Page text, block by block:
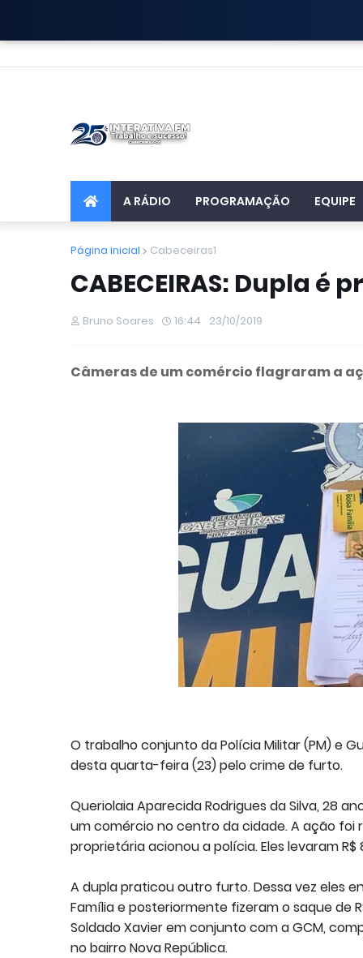
A RÁDIO PROGRAMAÇÃO EQUIPE
Página inicial Cabeceiras1
CABECEIRAS: Dupla é
Bruno Soares 16:44 23/10/2019
Câmeras de um comércio flagraram a
O trabalho conjunto da Polícia Militar (PM) e
desta quarta-feira (23) pelo crime de furto.
Queriolaia Aparecida Rodrigues da Silva, 28
um comércio no centro da cidade. A ação
proprietária acionou a polícia. Eles levaram R$
A dupla praticou outro furto. Dessa vez eles
Família e posteriormente fizeram o saque de
Soldado Xavier em conjunto com a GCM,
no bairro Nova República.